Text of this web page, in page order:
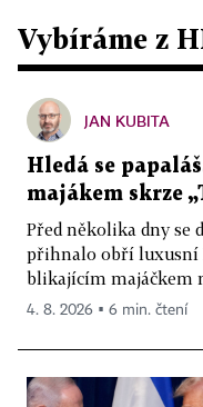
Vybíráme z
JAN KUBITA
Hledá se
majákem skrze
Před několika dny se
přihnalo obří luxusní
blikajícím majáčkem
4. 8. 2026 ▪ 6 min. čtení